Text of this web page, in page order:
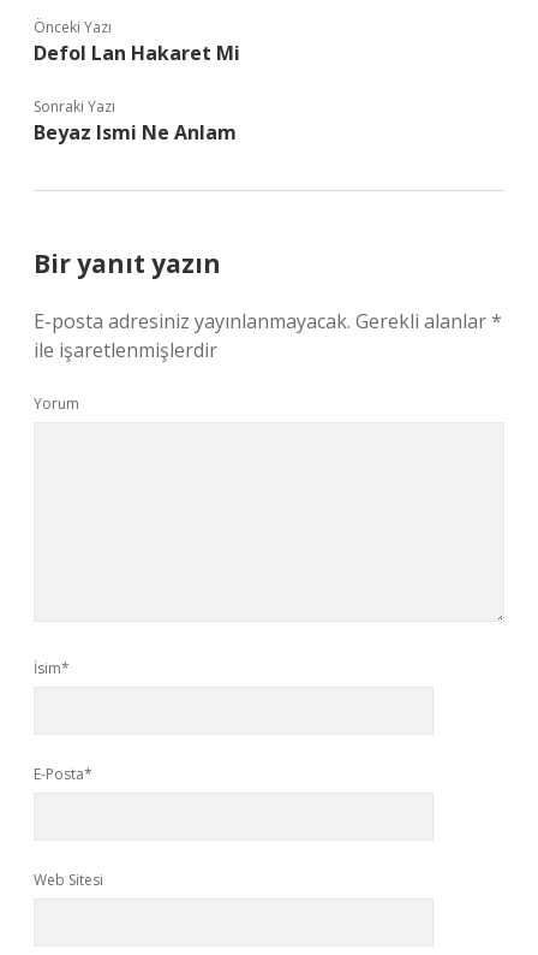
Önceki Yazı
Defol Lan Hakaret Mi
Sonraki Yazı
Beyaz Ismi Ne Anlam
Bir yanıt yazın
E-posta adresiniz yayınlanmayacak. Gerekli alanlar*
ile işaretlenmişlerdir
Yorum
İsim*
E-Posta*
Web Sitesi